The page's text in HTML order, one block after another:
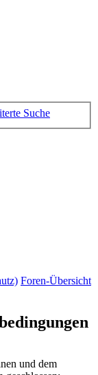
Suche
Foren-Übersicht
und dem